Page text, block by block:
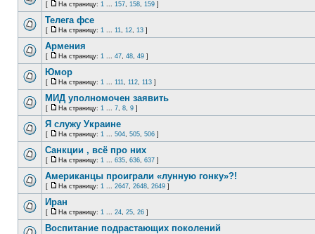
[ На страницу: 1 ... 157, 158, 159 ]
Телега фсе
[ На страницу: 1 ... 11, 12, 13 ]
Армения
[ На страницу: 1 ... 47, 48, 49 ]
Юмор
[ На страницу: 1 ... 111, 112, 113 ]
МИД уполномочен заявить
[ На страницу: 1 ... 7, 8, 9 ]
Я служу Украине
[ На страницу: 1 ... 504, 505, 506 ]
Санкции , всё про них
[ На страницу: 1 ... 635, 636, 637 ]
Американцы проиграли «лунную гонку»?!
[ На страницу: 1 ... 2647, 2648, 2649 ]
Иран
[ На страницу: 1 ... 24, 25, 26 ]
Воспитание подрастающих поколений